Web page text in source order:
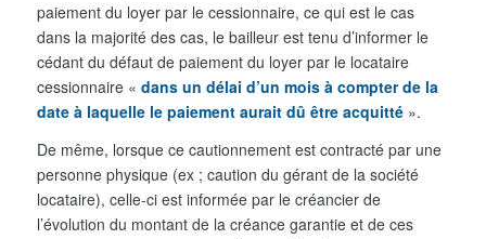
paiement du loyer par le cessionnaire, ce qui est le cas
dans la majorité des cas, le bailleur est tenu d’informer le
cédant du défaut de paiement du loyer par le locataire
cessionnaire « dans un délai d’un mois à compter de la
date à laquelle le paiement aurait dû être acquitté».
De même, lorsque ce cautionnement est contracté par une
personne physique (ex ; caution du gérant de la société
locataire), celle-ci est informée par le créancier de
l’évolution du montant de la créance garantie et de ces